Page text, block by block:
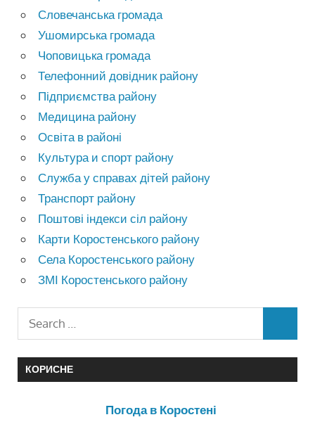
Словечанська громада
Ушомирська громада
Чоповицька громада
Телефонний довідник району
Підприємства району
Медицина району
Освіта в районі
Культура и спорт району
Служба у справах дітей району
Транспорт району
Поштові індекси сіл району
Карти Коростенського району
Села Коростенського району
ЗМІ Коростенського району
КОРИСНЕ
Погода в Коростені